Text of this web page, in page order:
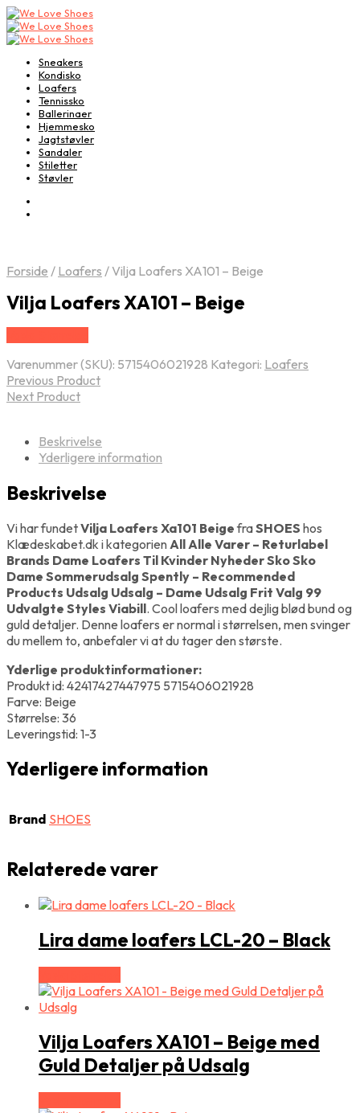
Sneakers
Kondisko
Loafers
Tennissko
Ballerinaer
Hjemmesko
Jagtstøvler
Sandaler
Stiletter
Støvler
Forside / Loafers /Vilja Loafers XA101 – Beige
Vilja Loafers XA101 – Beige
Varenummer (SKU): 5715406021928 Kategori: Loafers
Previous Product
Next Product
Beskrivelse
Yderligere information
Beskrivelse
Vi har fundetVilja Loafers Xa101 BeigefraSHOES hos
Klædeskabet.dk i kategorien All Alle Varer – Returlabel
Brands Dame Loafers Til Kvinder Nyheder Sko Sko
Dame Sommerudsalg Spently – Recommended
Products Udsalg Udsalg – Dame Udsalg Frit Valg 99
Udvalgte Styles Viabill. Cool loafers med dejlig blød bund og
guld detaljer. Denne loafers er normal i størrelsen, men svinger
du mellem to, anbefaler vi at du tager den største.
Yderlige produktinformationer:
Produkt id: 42417427447975 5715406021928
Farve: Beige
Størrelse: 36
Leveringstid: 1-3
Yderligere information
Brand SHOES
Relaterede varer
Lira dame loafers LCL-20 – Black
Vilja Loafers XA101 – Beige med
Guld Detaljer på Udsalg